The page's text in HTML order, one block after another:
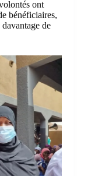
ont
bénéficiaires,
de